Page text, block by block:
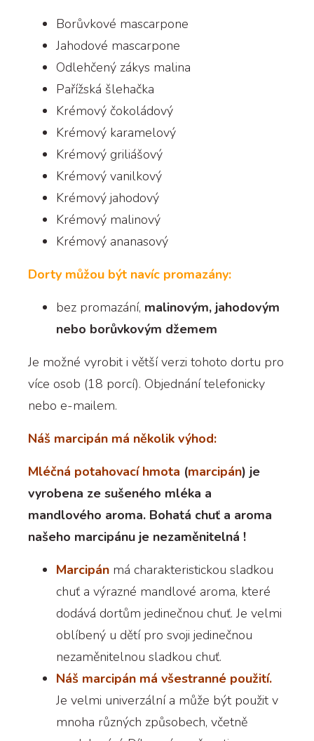
Borůvkové mascarpone
Jahodové mascarpone
Odlehčený zákys malina
Pařížská šlehačka
Krémový čokoládový
Krémový karamelový
Krémový griliášový
Krémový vanilkový
Krémový jahodový
Krémový malinový
Krémový ananasový
Dorty můžou být navíc promazány:
bez promazání, malinovým, jahodovým
nebo borůvkovým džemem
Je možné vyrobit i větší verzi tohoto dortu pro
více osob (18 porcí). Objednání telefonicky
nebo e-mailem.
Náš marcipán má několik výhod:
Mléčná potahovací hmota (marcipán) je
vyrobena ze sušeného mléka a
mandlového aroma. Bohatá chuť a aroma
našeho marcipánu je nezaměnitelná !
Marcipán má charakteristickou sladkou
chuť a výrazné mandlové aroma, které
dodává dortům jedinečnou chuť. Je velmi
oblíbený u dětí pro svoji jedinečnou
nezaměnitelnou sladkou chuť.
Náš marcipán má všestranné použití.
Je velmi univerzální a může být použit v
mnoha různých způsobech, včetně